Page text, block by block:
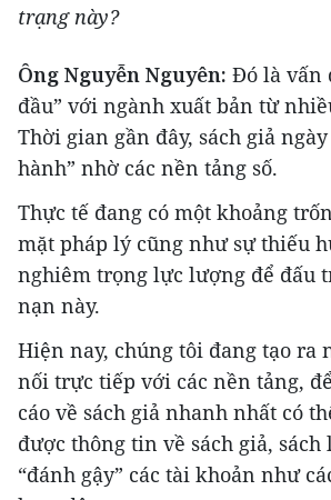
trạng này?
Ông Nguyễn Nguyên: Đó là vấn
đầu” với ngành xuất bản từ
Thời gian gần đây, sách giả
hành” nhờ các nền tảng số.
Thực tế đang có một khoảng
mặt pháp lý cũng như sự thiếu
nghiêm trọng lực lượng để đấu
nạn này.
Hiện nay, chúng tôi đang tạo ra
nối trực tiếp với các nền tảng,
cáo về sách giả nhanh nhất có
được thông tin về sách giả, sách
“đánh gậy” các tài khoản như